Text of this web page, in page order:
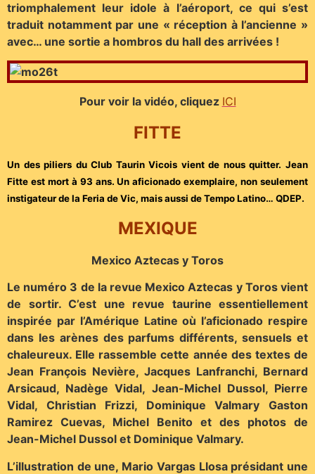
triomphalement leur idole à l’aéroport, ce qui s’est
traduit notamment par une « réception à l’ancienne »
avec… une sortie a hombros du hall des arrivées !
Pour voir la vidéo, cliquez ICI
FITTE
Un des piliers du Club Taurin Vicois vient de nous quitter. Jean
Fitte est mort à 93 ans. Un aficionado exemplaire, non seulement
instigateur de la Feria de Vic, mais aussi de Tempo Latino… QDEP.
MEXIQUE
Mexico Aztecas y Toros
Le numéro 3 de la revue Mexico Aztecas y Toros vient
de sortir. C’est une revue taurine essentiellement
inspirée par l’Amérique Latine où l’aficionado respire
dans les arènes des parfums différents, sensuels et
chaleureux. Elle rassemble cette année des textes de
Jean François Nevière, Jacques Lanfranchi, Bernard
Arsicaud, Nadège Vidal, Jean-Michel Dussol, Pierre
Vidal, Christian Frizzi, Dominique Valmary Gaston
Ramirez Cuevas, Michel Benito et des photos de
Jean-Michel Dussol et Dominique Valmary.
L’illustration de une, Mario Vargas Llosa présidant une